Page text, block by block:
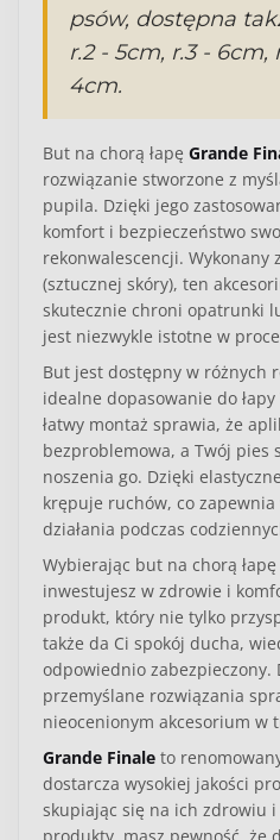
psów, dostępna
r.2 - 5cm, r.3 - 6cm,
4cm.
But na chorą łapę Grande
rozwiązanie stworzone z
pupila. Dzięki jego
komfort i bezpieczeństwo
rekonwalescencji. Wykonany
(sztucznej skóry), ten
skutecznie chroni opatrunki
jest niezwykle istotne w
But jest dostępny w różnych
idealne dopasowanie do
łatwy montaż sprawia, że
bezproblemowa, a Twój pies
noszenia go. Dzięki
krępuje ruchów, co
działania podczas
Wybierając but na chorą łapę
inwestujesz w zdrowie i
produkt, który nie tylko
także da Ci spokój ducha,
odpowiednio zabezpieczony.
przemyślane rozwiązania
nieocenionym akcesorium w
Grande Finale to
dostarcza wysokiej jakości
skupiając się na ich zdrowiu